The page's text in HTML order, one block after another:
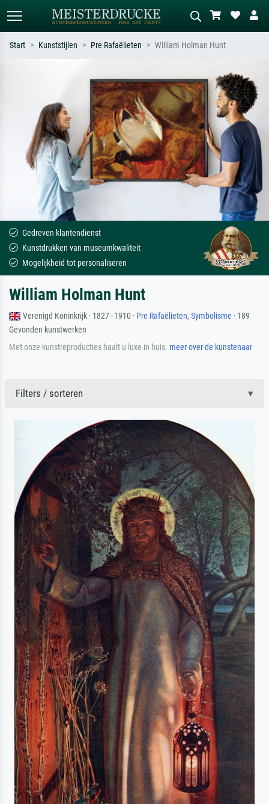
Zoek op kunstenaar, titel of stijl – bijv.
Monet, Sterrennacht, impressionisme,
Hokusai-golf, naakt.
Beschrijf de scène – bijv. groene
weide, abstract met veel rood, donker
olieverfschilderij, staand naakt naast
een boom.
Start Kunststijlen Pre Rafaëlieten William Holman Hunt
Gedreven klantendienst
Kunstdrukken van museumkwaliteit
Mogelijkheid tot personaliseren
William Holman Hunt
Verenigd Koninkrijk · 1827–1910 · Pre Rafaëlieten,Symbolisme · 189
Gevonden kunstwerken
Met onze kunstreproducties haalt u luxe in huis. meer over de kunstenaar
Filters / sorteren